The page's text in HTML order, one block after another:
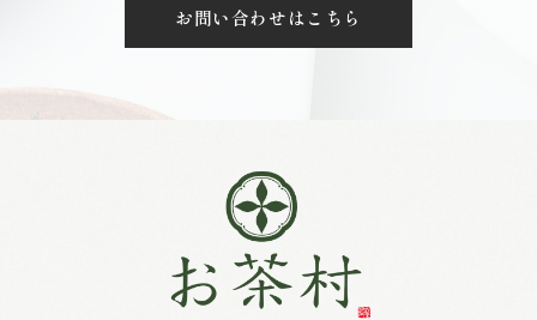
お問い合わせはこちら